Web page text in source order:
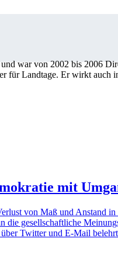
war von 2002 bis 2006
für Landtage. Er wirkt
mit
von Maß und Anstand
die gesellschaftliche
Twitter und E-Mail